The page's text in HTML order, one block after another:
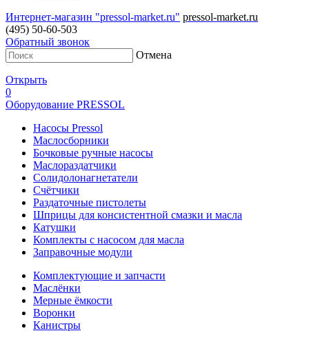
Интернет-магазин "pressol-market.ru" pressol-market.ru
(495) 50-60-503
Обратный звонок
Отмена
Открыть
0
Оборудование PRESSOL
Насосы Pressol
Маслосборники
Бочковые ручные насосы
Маслораздатчики
Солидолонагнетатели
Счётчики
Раздаточные пистолеты
Шприцы для консистентной смазки и масла
Катушки
Комплекты с насосом для масла
Заправочные модули
Комплектующие и запчасти
Маслёнки
Мерные ёмкости
Воронки
Канистры